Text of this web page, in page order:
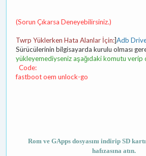
(Sorun Çıkarsa Deneyebilirsiniz.)
Twrp Yüklerken Hata Alanlar İçin:]Adb
Sürücülerinin bilgisayarda kurulu olması
yükleyemediyseniz aşağıdaki komutu verip
Code:
fastboot oem unlock-go
Rom ve GApps dosyasını indirip SD
hafızasına atın.